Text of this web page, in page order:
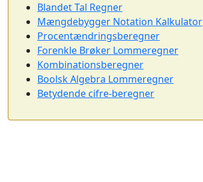
Blandet Tal Regner
Mængdebygger Notation Kalkulator
Procentændringsberegner
Forenkle Brøker Lommeregner
Kombinationsberegner
Boolsk Algebra Lommeregner
Betydende cifre-beregner